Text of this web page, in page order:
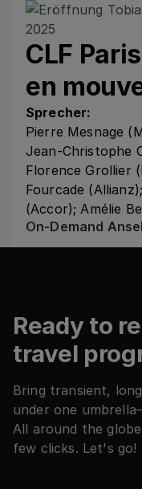
CLF
en
Sprecher:
Pierre Mesnage
Jean-Christophe
Florence Grollier
Fourcade
(Accor); Amélie
On-
On-Demand
Ready to
travel
Bring transient,
under one
All around the
few clicks. Let's go!